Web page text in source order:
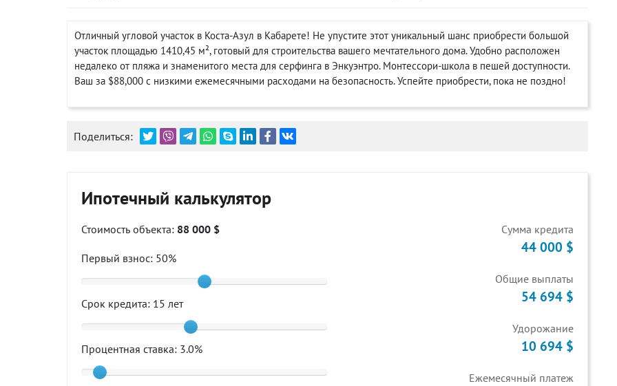
Отличный угловой участок в Коста-Азул в Кабарете! Не упустите этот уникальный шанс приобрести большой
участок площадью 1410,45 м², готовый для строительства вашего мечтательного дома. Удобно расположен
недалеко от пляжа и знаменитого места для серфинга в Энкуэнтро. Монтессори-школа в пешей доступности.
Ваш за $88,000 с низкими ежемесячными расходами на безопасность. Успейте приобрести, пока не поздно!
Поделиться:
Ипотечный калькулятор
Стоимость объекта: 88 000 $
Первый взнос: 50%
Срок кредита: 15 лет
Процентная ставка: 3.0%
Cумма кредита
44 000 $
Общие выплаты
54 694 $
Удорожание
10 694 $
Ежемесячный платеж